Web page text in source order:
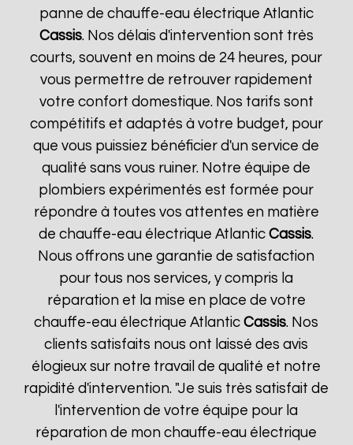
panne de chauffe-eau électrique Atlantic
Cassis. Nos délais d'intervention sont très
courts, souvent en moins de 24 heures, pour
vous permettre de retrouver rapidement
votre confort domestique. Nos tarifs sont
compétitifs et adaptés à votre budget, pour
que vous puissiez bénéficier d'un service de
qualité sans vous ruiner. Notre équipe de
plombiers expérimentés est formée pour
répondre à toutes vos attentes en matière
de chauffe-eau électrique AtlanticCassis.
Nous offrons une garantie de satisfaction
pour tous nos services, y compris la
réparation et la mise en place de votre
chauffe-eau électrique AtlanticCassis. Nos
clients satisfaits nous ont laissé des avis
élogieux sur notre travail de qualité et notre
rapidité d'intervention. "Je suis très satisfait de
l'intervention de votre équipe pour la
réparation de mon chauffe-eau électrique